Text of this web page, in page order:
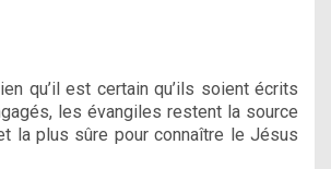
qu’il est certain qu’ils soient écrits
les évangiles restent la source
la plus sûre pour connaître le Jésus